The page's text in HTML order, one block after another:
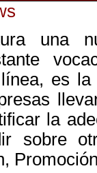
una
es
la
sobre